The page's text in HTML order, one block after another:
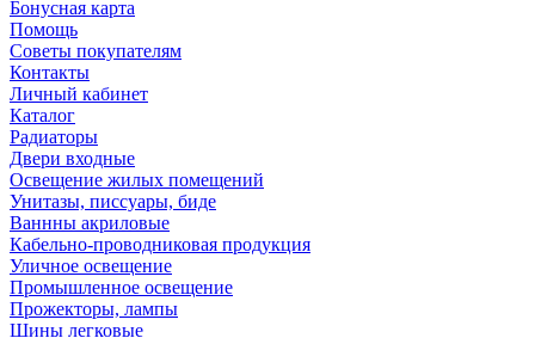
Бонусная карта
Помощь
Советы покупателям
Контакты
Личный кабинет
Каталог
Радиаторы
Двери входные
Освещение жилых помещений
Унитазы, писсуары, биде
Ваннны акриловые
Кабельно-проводниковая продукция
Уличное освещение
Промышленное освещение
Прожекторы, лампы
Шины легковые